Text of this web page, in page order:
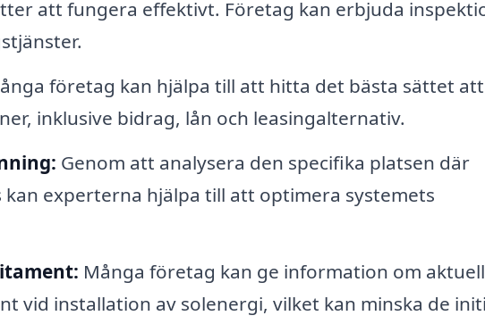
att fungera effektivt. Företag kan erbjuda
företag kan hjälpa till att hitta det bästa sättet att
inklusive bidrag, lån och leasingalternativ.
Genom att analysera den specifika platsen där
kan experterna hjälpa till att optimera systemets
Många företag kan ge information om
vid installation av solenergi, vilket kan minska de